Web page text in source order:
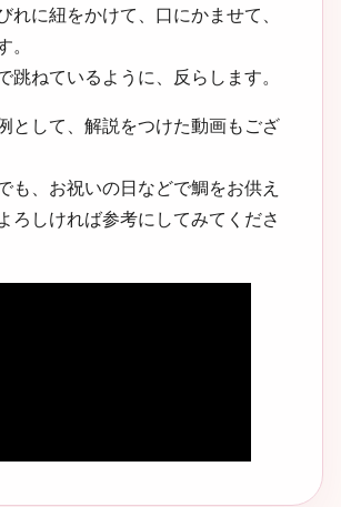
れに紐をかけて、口にかませて、
跳ねているように、反らします。
として、解説をつけた動画もござ
も、お祝いの日などで鯛をお供え
ろしければ参考にしてみてくださ